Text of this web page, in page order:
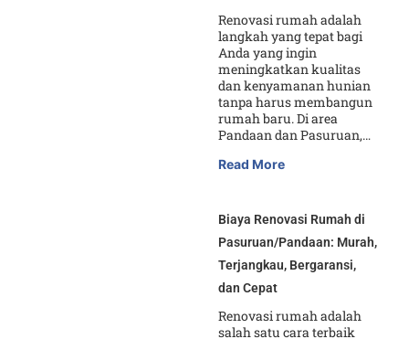
Renovasi rumah adalah
langkah yang tepat bagi
Anda yang ingin
meningkatkan kualitas
dan kenyamanan hunian
tanpa harus membangun
rumah baru. Di area
Pandaan dan Pasuruan,…
Read More
Biaya Renovasi Rumah di
Pasuruan/Pandaan: Murah,
Terjangkau, Bergaransi,
dan Cepat
Renovasi rumah adalah
salah satu cara terbaik